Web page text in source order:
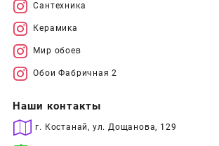
Сантехника
Керамика
Мир обоев
Обои Фабричная 2
Наши контакты
г. Костанай, ул. Дощанова, 129